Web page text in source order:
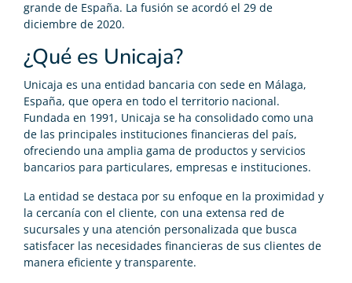
grande de España. La fusión se acordó el 29 de
diciembre de 2020.
¿Qué es Unicaja?
Unicaja es una entidad bancaria con sede en Málaga,
España, que opera en todo el territorio nacional.
Fundada en 1991, Unicaja se ha consolidado como una
de las principales instituciones financieras del país,
ofreciendo una amplia gama de productos y servicios
bancarios para particulares, empresas e instituciones.
La entidad se destaca por su enfoque en la proximidad y
la cercanía con el cliente, con una extensa red de
sucursales y una atención personalizada que busca
satisfacer las necesidades financieras de sus clientes de
manera eficiente y transparente.